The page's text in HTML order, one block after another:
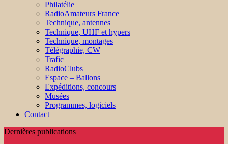
Philatélie
RadioAmateurs France
Technique, antennes
Technique, UHF et hypers
Technique, montages
Télégraphie, CW
Trafic
RadioClubs
Espace – Ballons
Expéditions, concours
Musées
Programmes, logiciels
Contact
Dernières publications